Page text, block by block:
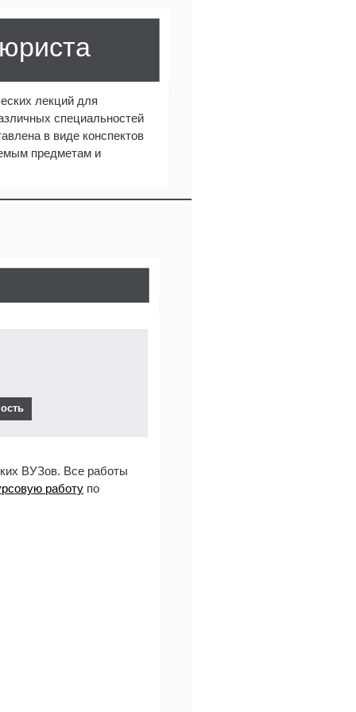
лекций для
специальностей
в виде конспектов
предметам и
ВУЗов. Все работы
работу по